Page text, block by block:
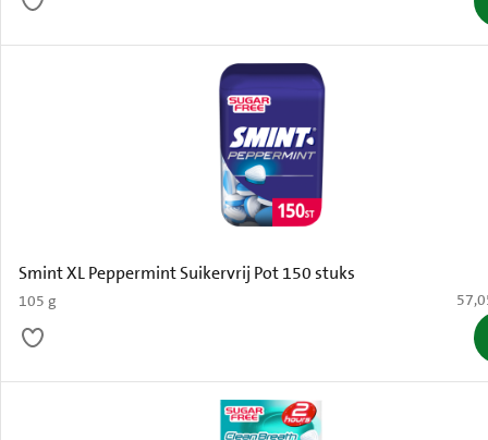
Smint XL Peppermint Suikervrij Pot 150 stuks
105 g €